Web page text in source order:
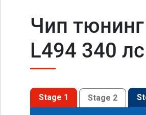
Чип тюнинг
L494 340
Stage 1 Stage 2